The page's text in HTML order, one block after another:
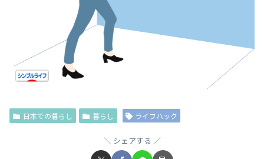
日本での暮らし 暮らし ライフハック
シェアする